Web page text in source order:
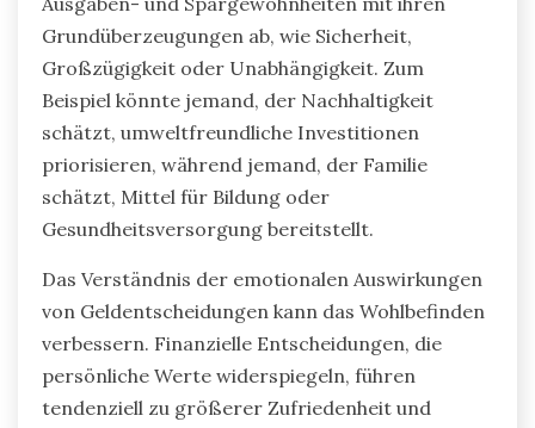
Grundüberzeugungen ab, wie Sicherheit,
Großzügigkeit oder Unabhängigkeit. Zum
Beispiel könnte jemand, der Nachhaltigkeit
schätzt, umweltfreundliche Investitionen
priorisieren, während jemand, der Familie
schätzt, Mittel für Bildung oder
Gesundheitsversorgung bereitstellt.
Das Verständnis der emotionalen Auswirkungen
von Geldentscheidungen kann das Wohlbefinden
verbessern. Finanzielle Entscheidungen, die
persönliche Werte widerspiegeln, führen
tendenziell zu größerer Zufriedenheit und